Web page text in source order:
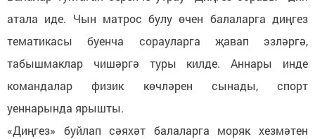
атала иде. Чын матрос булу өчен балаларга диңгез
тематикасы буенча сорауларга җавап эзләргә,
табышмаклар чишәргә туры килде. Аннары инде
командалар физик көчләрен сынады, спорт
уеннарында ярышты.
«Диңгез» буйлап сәяхәт балаларга моряк хезмәтен